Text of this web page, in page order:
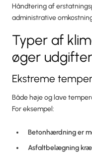
Håndtering af
administrative
Typer af
øger
Ekstreme
Både høje og lave
For eksempel:
Betonhærdning er
Asfaltbelægning